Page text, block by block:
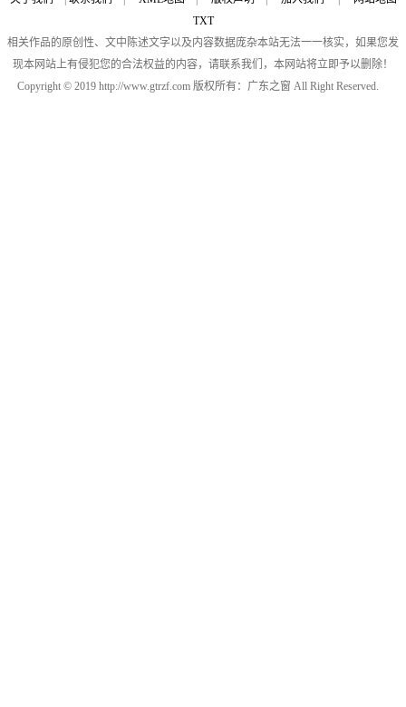
TXT
相关作品的原创性、文中陈述文字以及内容数据庞杂本站无法一一核实，如果您发
现本网站上有侵犯您的合法权益的内容，请联系我们，本网站将立即予以删除！
Copyright © 2019 http://www.gtrzf.com 版权所有：广东之窗 All Right Reserved.